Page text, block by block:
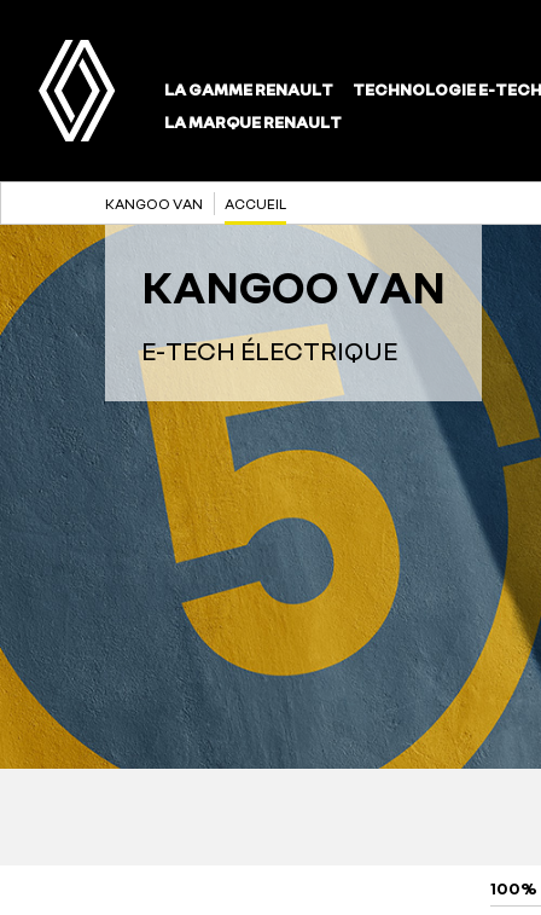
KANGOO VAN ACCUEIL
KANGOO VAN
E-TECH ÉLECTRIQUE
100%